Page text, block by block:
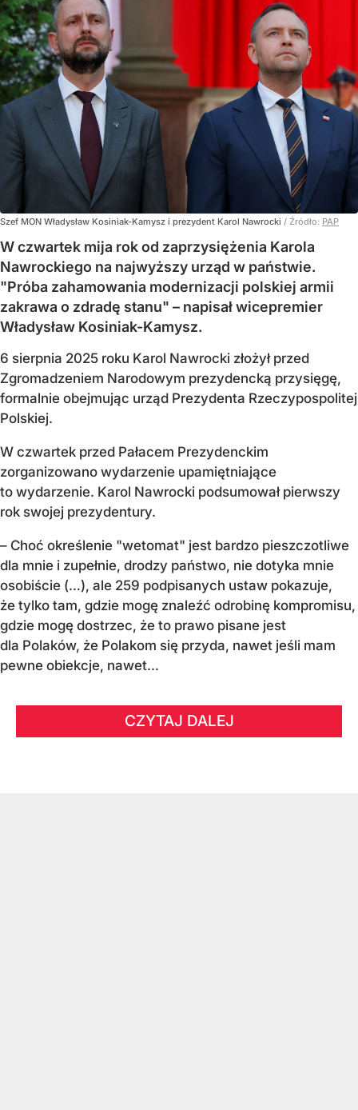
Szef MON Władysław Kosiniak-Kamysz i prezydent Karol Nawrocki / Źródło: PAP
W czwartek mija rok od zaprzysiężenia Karola
Nawrockiego na najwyższy urząd w państwie.
"Próba zahamowania modernizacji polskiej armii
zakrawa o zdradę stanu" – napisał wicepremier
Władysław Kosiniak-Kamysz.
6 sierpnia 2025 roku Karol Nawrocki złożył przed
Zgromadzeniem Narodowym prezydencką przysięgę,
formalnie obejmując urząd Prezydenta Rzeczypospolitej
Polskiej.
W czwartek przed Pałacem Prezydenckim
zorganizowano wydarzenie upamiętniające
to wydarzenie. Karol Nawrocki podsumował pierwszy
rok swojej prezydentury.
– Choć określenie "wetomat" jest bardzo pieszczotliwe
dla mnie i zupełnie, drodzy państwo, nie dotyka mnie
osobiście (…), ale 259 podpisanych ustaw pokazuje,
że tylko tam, gdzie mogę znaleźć odrobinę kompromisu,
gdzie mogę dostrzec, że to prawo pisane jest
dla Polaków, że Polakom się przyda, nawet jeśli mam
pewne obiekcje, nawet...
CZYTAJ DALEJ